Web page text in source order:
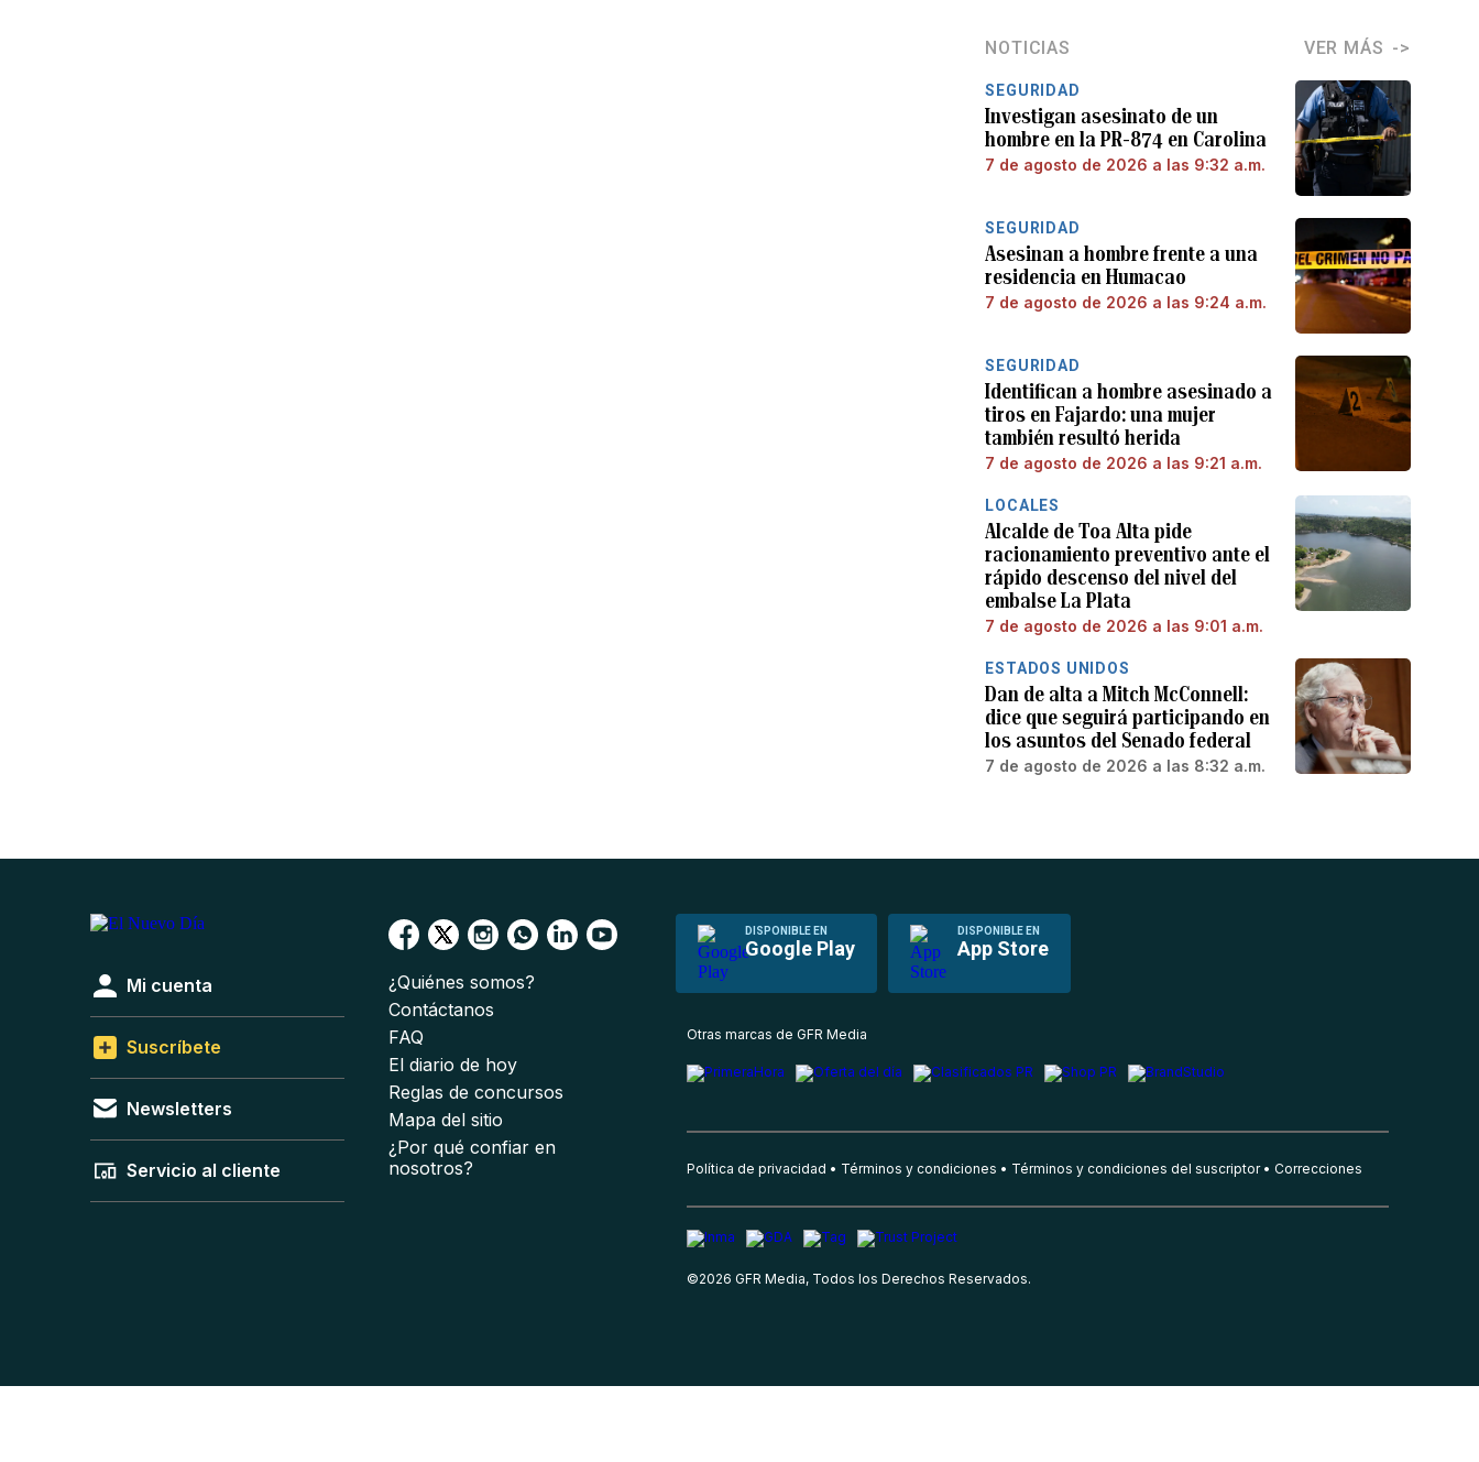
NOTICIAS VER MÁS
SEGURIDAD
Investigan asesinato de un
hombre en la PR-874 en Carolina
7 de agosto de 2026 a las 9:32 a.m.
SEGURIDAD
Asesinan a hombre frente a una
residencia en Humacao
7 de agosto de 2026 a las 9:24 a.m.
SEGURIDAD
Identifican a hombre asesinado a
tiros en Fajardo: una mujer
también resultó herida
7 de agosto de 2026 a las 9:21 a.m.
LOCALES
Alcalde de Toa Alta pide
racionamiento preventivo ante el
rápido descenso del nivel del
embalse La Plata
7 de agosto de 2026 a las 9:01 a.m.
ESTADOS UNIDOS
Dan de alta a Mitch McConnell:
dice que seguirá participando en
los asuntos del Senado federal
7 de agosto de 2026 a las 8:32 a.m.
DISPONIBLE EN
Google Play
DISPONIBLE EN
App Store
Mi cuenta
Suscríbete
Newsletters
Servicio al cliente
¿Quiénes somos?
Contáctanos
FAQ
El diario de hoy
Reglas de concursos
Mapa del sitio
¿Por qué confiar en
nosotros?
Otras marcas de GFR Media
Política de privacidad Términos y condiciones Términos y condiciones del suscriptor Correcciones
©2026 GFR Media, Todos los Derechos Reservados.